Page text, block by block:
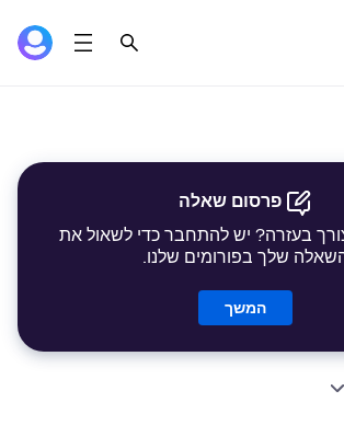
פרסום שאלה
צורך בעזרה? יש להתחבר כדי לשאול את
שלך בפורומים שלנו.
המשך